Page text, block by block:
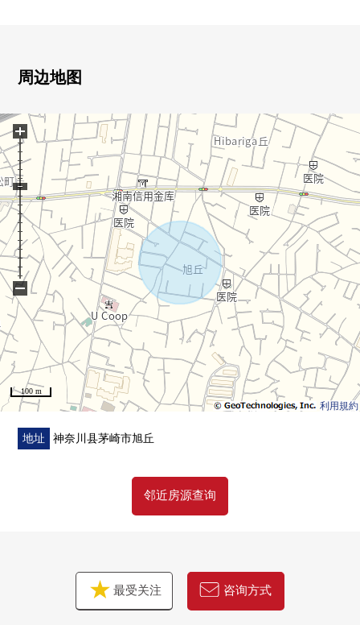
▼房间的特徴
・家族容易取得交流的客厅楼梯使用
・有全居室两面派采光的开口部和壁橱
・能进出2个房间的南向曝光面阳台
・脱衣服的室正和洗手间分开，家族之间的隐私被保持
・在正门大厅有大容量的收纳
▼周边环境
・周围是清静的住宅区
・你Coop旭丘商店步行4分钟(约300m)
■在找想要的家方面给予帮助的━━━━━・・・
房源的详细、需讨论是如有意向，请跟我们联系。
周边地图
利用規約
100 m
+
−
地址 神奈川县茅崎市旭丘
邻近房源查询
最受关注 咨询方式